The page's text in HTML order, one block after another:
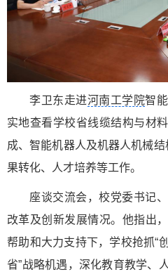
李卫东走进河南工学院智
实地查看学校省线缆结构与材
成、智能机器人及机器人机械
果转化、人才培养等工作。
座谈交流会，校党委书记
改革及创新发展情况。他指出
帮助和大力支持下，学校抢抓“
省”战略机遇，深化教育教学、